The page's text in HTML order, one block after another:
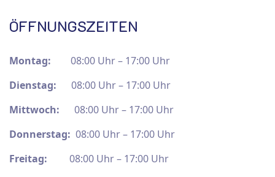
ÖFFNUNGSZEITEN
Montag: 08:00 Uhr – 17:00 Uhr
Dienstag: 08:00 Uhr – 17:00 Uhr
Mittwoch: 08:00 Uhr – 17:00 Uhr
Donnerstag: 08:00 Uhr – 17:00 Uhr
Freitag:
08:00 Uhr – 17:00 Uhr